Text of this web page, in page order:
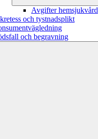
Avgifter hemsjukvård
och tystnadsplikt
och begravning